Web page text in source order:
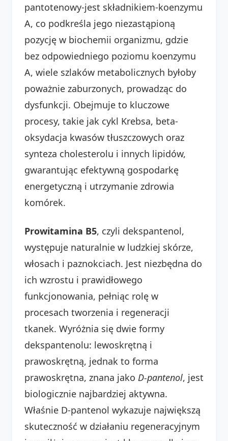
pantotenowy-jest składnikiem-koenzymu
A, co podkreśla jego niezastąpioną
pozycję w biochemii organizmu, gdzie
bez odpowiedniego poziomu koenzymu
A, wiele szlaków metabolicznych byłoby
poważnie zaburzonych, prowadząc do
dysfunkcji. Obejmuje to kluczowe
procesy, takie jak cykl Krebsa, beta-
oksydacja kwasów tłuszczowych oraz
synteza cholesterolu i innych lipidów,
gwarantując efektywną gospodarkę
energetyczną i utrzymanie zdrowia
komórek.
Prowitamina B5, czyli dekspantenol,
występuje naturalnie w ludzkiej skórze,
włosach i paznokciach. Jest niezbędna do
ich wzrostu i prawidłowego
funkcjonowania, pełniąc rolę w
procesach tworzenia i regeneracji
tkanek. Wyróżnia się dwie formy
dekspantenolu: lewoskrętną i
prawoskrętną, jednak to forma
prawoskrętna, znana jako D-pantenol, jest
biologicznie najbardziej aktywna.
Właśnie D-pantenol wykazuje największą
skuteczność w działaniu regeneracyjnym